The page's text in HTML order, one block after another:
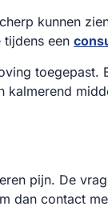
kunnen
een
toegepast.
pijn. De
dan contact